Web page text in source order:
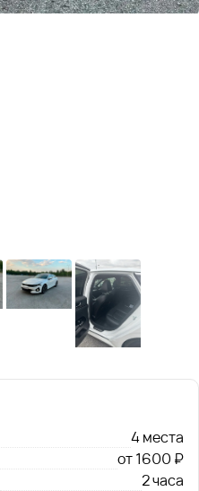
4 места
от 1600 ₽
2 часа